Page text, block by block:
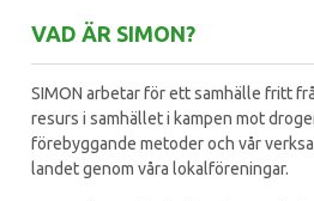
VAD ÄR SIMON?
SIMON arbetar för ett samhälle fritt
resurs i samhället i kampen mot
förebyggande metoder och vår
landet genom våra lokalföreningar.